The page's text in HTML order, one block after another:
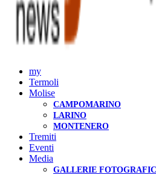
my
Termoli
Molise
CAMPOMARINO
LARINO
MONTENERO
Tremiti
Eventi
Media
GALLERIE